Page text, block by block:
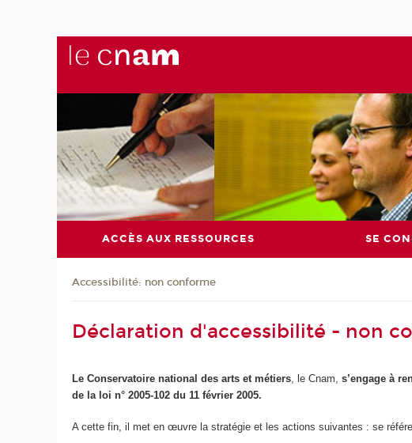
ACCÈS AUX RESSOURCES SE
Accessibilité: non conforme
Déclaration d'accessibilité - non
Le Conservatoire national des arts et métiers , le Cnam,s’engage à
de la loi n° 2005-102 du 11 février 2005.
A cette fin, il met en œuvre la stratégie et les actions suivantes : se